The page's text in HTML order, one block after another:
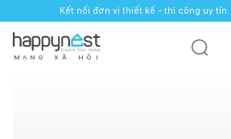
Kết nối đơn vị thiết kế - thi công uy tín.
M Ạ N G X Ã H Ộ I